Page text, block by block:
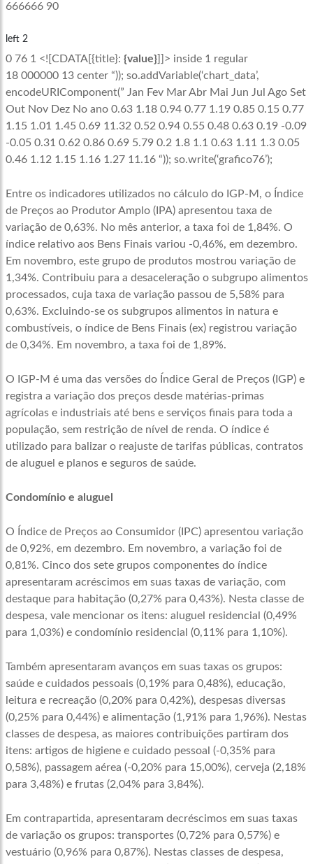
666666 90
left 2
0 76 1 <![CDATA[{title}: {value}]]> inside 1 regular
18 000000 13 center“)); so.addVariable(‘chart_data’,
encodeURIComponent(” Jan Fev Mar Abr Mai Jun Jul Ago Set
Out Nov Dez No ano 0.63 1.18 0.94 0.77 1.19 0.85 0.15 0.77
1.15 1.01 1.45 0.69 11.32 0.52 0.94 0.55 0.48 0.63 0.19 -0.09
-0.05 0.31 0.62 0.86 0.69 5.79 0.2 1.8 1.1 0.63 1.11 1.3 0.05
0.46 1.12 1.15 1.16 1.27 11.16 “)); so.write(‘grafico76’);
Entre os indicadores utilizados no cálculo do IGP-M, o Índice
de Preços ao Produtor Amplo (IPA) apresentou taxa de
variação de 0,63%. No mês anterior, a taxa foi de 1,84%. O
índice relativo aos Bens Finais variou -0,46%, em dezembro.
Em novembro, este grupo de produtos mostrou variação de
1,34%. Contribuiu para a desaceleração o subgrupo alimentos
processados, cuja taxa de variação passou de 5,58% para
0,63%. Excluindo-se os subgrupos alimentos in natura e
combustíveis, o índice de Bens Finais (ex) registrou variação
de 0,34%. Em novembro, a taxa foi de 1,89%.
O IGP-M é uma das versões do Índice Geral de Preços (IGP) e
registra a variação dos preços desde matérias-primas
agrícolas e industriais até bens e serviços finais para toda a
população, sem restrição de nível de renda. O índice é
utilizado para balizar o reajuste de tarifas públicas, contratos
de aluguel e planos e seguros de saúde.
Condomínio e aluguel
O Índice de Preços ao Consumidor (IPC) apresentou variação
de 0,92%, em dezembro. Em novembro, a variação foi de
0,81%. Cinco dos sete grupos componentes do índice
apresentaram acréscimos em suas taxas de variação, com
destaque para habitação (0,27% para 0,43%). Nesta classe de
despesa, vale mencionar os itens: aluguel residencial (0,49%
para 1,03%) e condomínio residencial (0,11% para 1,10%).
Também apresentaram avanços em suas taxas os grupos:
saúde e cuidados pessoais (0,19% para 0,48%), educação,
leitura e recreação (0,20% para 0,42%), despesas diversas
(0,25% para 0,44%) e alimentação (1,91% para 1,96%). Nestas
classes de despesa, as maiores contribuições partiram dos
itens: artigos de higiene e cuidado pessoal (-0,35% para
0,58%), passagem aérea (-0,20% para 15,00%), cerveja (2,18%
para 3,48%) e frutas (2,04% para 3,84%).
Em contrapartida, apresentaram decréscimos em suas taxas
de variação os grupos: transportes (0,72% para 0,57%) e
vestuário (0,96% para 0,87%). Nestas classes de despesa,